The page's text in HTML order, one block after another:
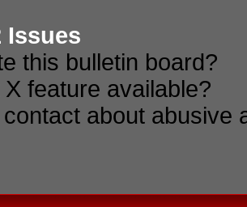
Issues
this bulletin board?
feature available?
about abusive